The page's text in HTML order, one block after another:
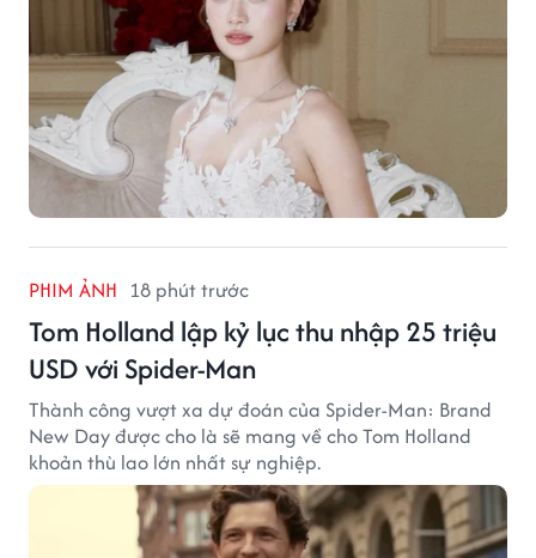
PHIM ẢNH 18 phút trước
Tom Holland lập kỷ lục thu nhập 25 triệu
USD với Spider-Man
Thành công vượt xa dự đoán của Spider-Man: Brand
New Day được cho là sẽ mang về cho Tom Holland
khoản thù lao lớn nhất sự nghiệp.